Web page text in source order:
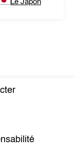
Le Japon